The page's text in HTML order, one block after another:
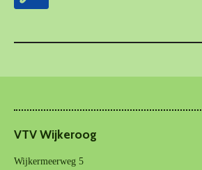
VTV Wijkeroog
Wijkermeerweg 5